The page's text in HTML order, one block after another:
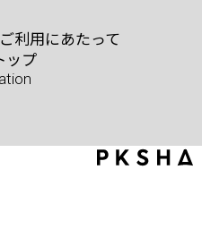
ご利用にあたって
ップ